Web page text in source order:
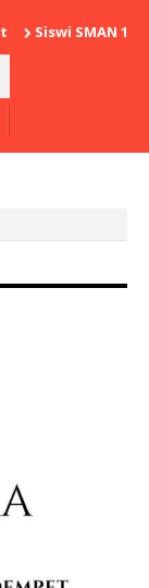
Siswi SMAN 1